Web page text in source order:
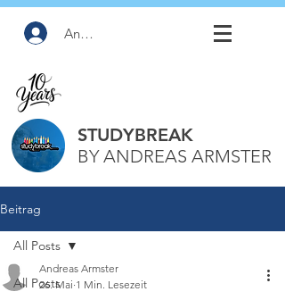
Anmelden
STUDYBREAK
BY ANDREAS ARMSTER
Beitrag
All Posts
All Posts
Andreas Armster
26. Mai 1 Min. Lesezeit